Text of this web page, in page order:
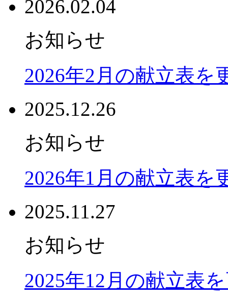
2026.02.04
お知らせ
2026年2月の献立表を
2025.12.26
お知らせ
2026年1月の献立表を
2025.11.27
お知らせ
2025年12月の献立表